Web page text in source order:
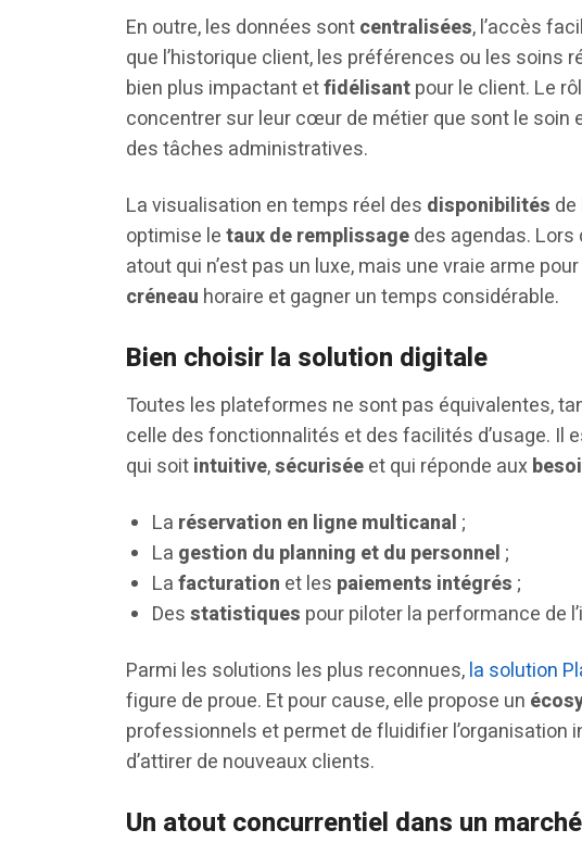
En outre, les données sontcentralisées, l’accès
que l’historique client, les préférences ou les soins
bien plus impactant etfidélisantpour le client. Le
concentrer sur leur cœur de métier que sont le soin
des tâches administratives.
La visualisation en temps réel des disponibilités de
optimise letaux de remplissagedes agendas.
atout qui n’est pas un luxe, mais une vraie arme pour
créneau horaire et gagner un temps considérable.
Bien choisir la solution digitale
Toutes les plateformes ne sont pas équivalentes,
celle des fonctionnalités et des facilités d’usage. Il
qui soitintuitive,sécuriséeet qui réponde aux
La réservation en ligne multicanal;
La gestion du planning et du personnel;
Lafacturation et les paiements intégrés;
Desstatistiques pour piloter la performance de
Parmi les solutions les plus reconnues,la solution
figure de proue. Et pour cause, elle propose un
professionnels et permet de fluidifier l’organisation
d’attirer de nouveaux clients.
Un atout concurrentiel dans un